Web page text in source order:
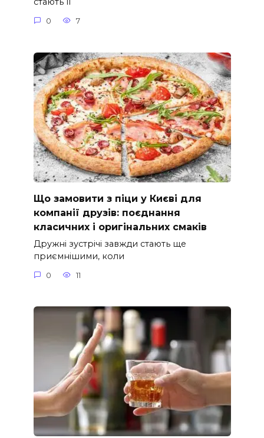
0 7
Що замовити з піци у Києві для
компанії друзів: поєднання
класичних і оригінальних смаків
Дружні зустрічі завжди стають ще
приємнішими, коли
0 11